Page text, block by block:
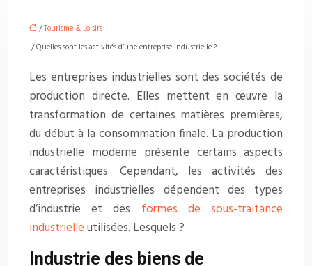
/Tourisme & Loisirs
/ Quelles sont les activités d’une entreprise industrielle ?
Les entreprises industrielles sont des sociétés de
production directe. Elles mettent en œuvre la
transformation de certaines matières premières,
du début à la consommation finale. La production
industrielle moderne présente certains aspects
caractéristiques. Cependant, les activités des
entreprises industrielles dépendent des types
d’industrie et des formes de sous-traitance
industrielleutilisées. Lesquels ?
Industrie des biens de